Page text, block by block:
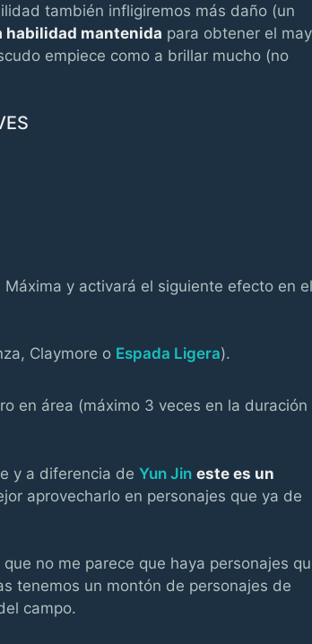
también infligiremos más daño (un
habilidad mantenida para obtener el
empiece como a brillar mucho (no
y activará el siguiente efecto en el
Claymore o Espada Ligera).
en área (máximo 3 veces en la duración
y a diferencia de Yun Jin este es un
aprovecharlo en personajes que ya de
no me parece que haya personajes
tenemos un montón de personajes de
campo.